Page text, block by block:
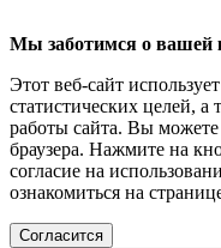
Мы заботимся о вашей
Этот веб-сайт
статистических целей,
работы сайта. Вы можете
браузера. Нажмите на
согласие на
ознакомиться на
Согласится